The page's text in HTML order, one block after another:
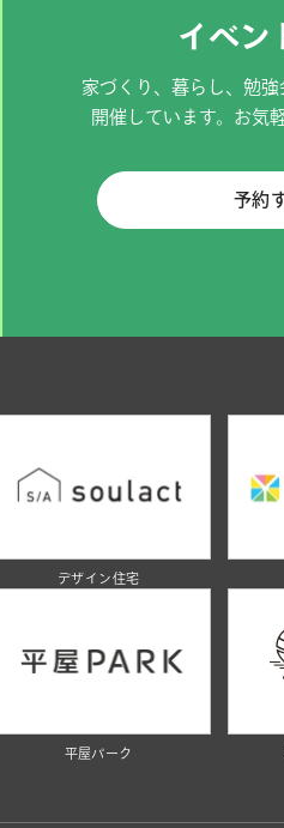
イベン
家づくり、暮らし、勉
開催しています。お気
予約
デザイン住宅
平屋パーク